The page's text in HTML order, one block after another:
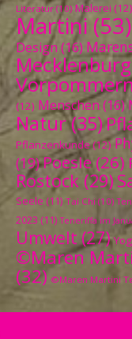
Literatur (10) Malerei (12)
Martini(53)
Design (16)
(12) Menschen (16)
Natur(35)
Pflanzenkunde(12)
(19)Poesie(26)
Rostock (29)
Seele (11) Tai Chi (10)
2023 (11) Teneriffa im
Umwelt (27)
©Maren
(32) ©Maren Martini